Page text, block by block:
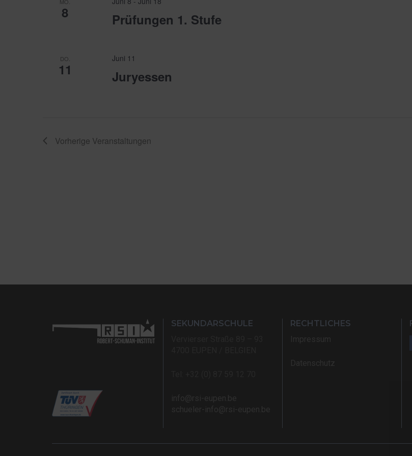
8 Prüfungen 1. Stufe
DO.
11 Juryessen
Juni 11
Vorherige Veranstaltungen
SEKUNDARSCHULE
RECHTLICHES